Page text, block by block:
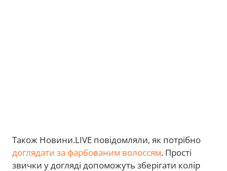
Також Новини.LIVE повідомляли, як потрібно
доглядати за фарбованим волоссям. Прості
звички у догляді допоможуть зберігати колір